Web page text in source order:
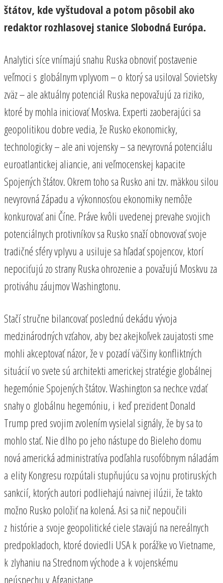
štátov, kde vyštudoval a potom pôsobil ako
redaktor rozhlasovej stanice Slobodná Európa.
Analytici síce vnímajú snahu Ruska obnoviť postavenie
veľmoci s globálnym vplyvom – o ktorý sa usiloval Sovietsky
zväz – ale aktuálny potenciál Ruska nepovažujú za riziko,
ktoré by mohla iniciovať Moskva. Experti zaoberajúci sa
geopolitikou dobre vedia, že Rusko ekonomicky,
technologicky – ale ani vojensky – sa nevyrovná potenciálu
euroatlantickej aliancie, ani veľmocenskej kapacite
Spojených štátov. Okrem toho sa Rusko ani tzv. mäkkou silou
nevyrovná Západu a výkonnosťou ekonomiky nemôže
konkurovať ani Číne. Práve kvôli uvedenej prevahe svojich
potenciálnych protivníkov sa Rusko snaží obnovovať svoje
tradičné sféry vplyvu a usiluje sa hľadať spojencov, ktorí
nepociťujú zo strany Ruska ohrozenie a považujú Moskvu za
protiváhu záujmov Washingtonu.
Stačí stručne bilancovať poslednú dekádu vývoja
medzinárodných vzťahov, aby bez akejkoľvek zaujatosti sme
mohli akceptovať názor, že v pozadí väčšiny konfliktných
situácií vo svete sú architekti americkej stratégie globálnej
hegemónie Spojených štátov. Washington sa nechce vzdať
snahy o globálnu hegemóniu, i keď prezident Donald
Trump pred svojim zvolením vysielal signály, že by sa to
mohlo stať. Nie dlho po jeho nástupe do Bieleho domu
nová americká administratíva podľahla rusofóbnym náladám
a elity Kongresu rozpútali stupňujúcu sa vojnu protiruských
sankcií, ktorých autori podliehajú naivnej ilúzii, že takto
možno Rusko položiť na kolená. Asi sa nič nepoučili
z histórie a svoje geopolitické ciele stavajú na nereálnych
predpokladoch, ktoré doviedli USA k porážke vo Vietname,
k zlyhaniu na Strednom východe a k vojenskému
neúspechu v Afganistane.